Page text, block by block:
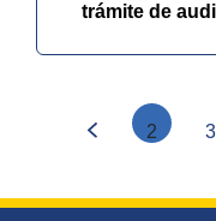
trámite de
2 3